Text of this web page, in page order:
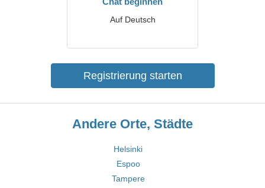
Auf Deutsch
Registrierung starten
Andere Orte, Städte
Helsinki
Espoo
Tampere